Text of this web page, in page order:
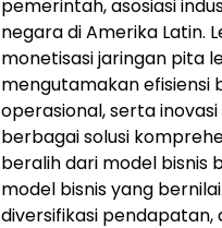
pemerintah, asosiasi
negara di Amerika Latin.
monetisasi jaringan pita
mengutamakan efisiensi
operasional, serta inovasi
berbagai solusi
beralih dari model bisnis
model bisnis yang
diversifikasi pendapatan,